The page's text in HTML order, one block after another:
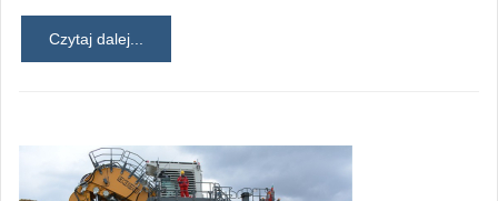
Czytaj dalej...